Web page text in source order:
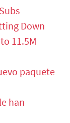
Down
11.5M
paquete
han